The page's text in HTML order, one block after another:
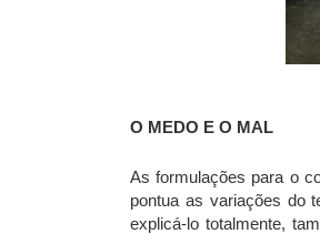
O MEDO E O MAL
As formulações para o
pontua as variações do
explicá-lo totalmente,